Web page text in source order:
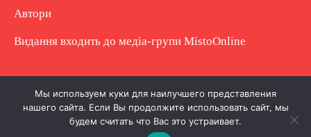
Автори
Видання входить до медіа-групи MistoOnline
Copyright © Повне використання матеріалу
заборонено. Частково можна з гіперпосиланням.
Мы используем куки для наилучшего представления
нашего сайта. Если Вы продолжите использовать сайт, мы
будем считать что Вас это устраивает.